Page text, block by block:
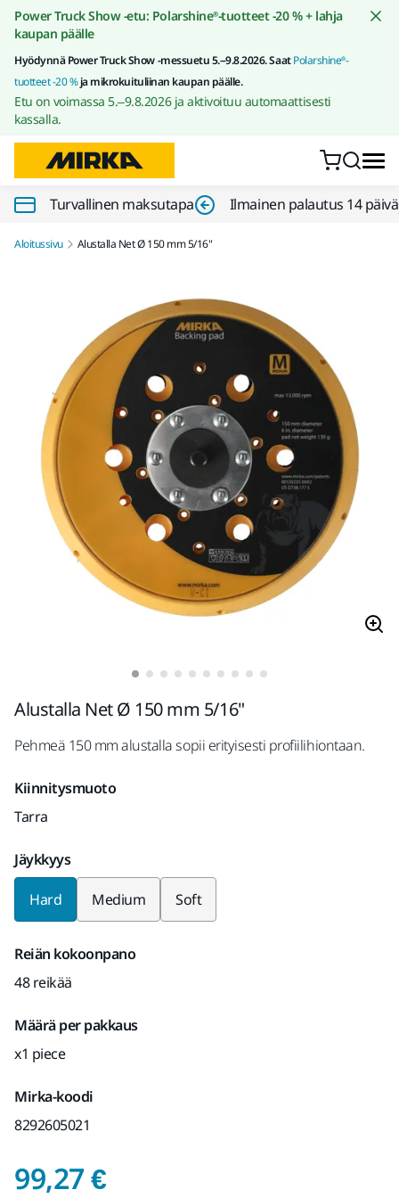
Siirry sisältöön
Power Truck Show -etu: Polarshine®-tuotteet -20 % + lahja
kaupan päälle
Hyödynnä Power Truck Show -messuetu 5.–9.8.2026. SaatPolarshine®-
tuotteet -20 %ja mikrokuituliinan kaupan päälle.
Etu on voimassa 5.–9.8.2026 ja aktivoituu automaattisesti
kassalla.
Turvallinen maksutapa Ilmainen palautus 14
Aloitussivu Alustalla Net Ø 150 mm 5/16"
Alustalla Net Ø 150 mm 5/16"
Pehmeä 150 mm alustalla sopii erityisesti profiilihiontaan.
Kiinnitysmuoto
Tarra
Jäykkyys
Hard Medium Soft
Reiän kokoonpano
48 reikää
Määrä per pakkaus
x1 piece
Mirka-koodi
8292605021
99,27 €Hinta mukaan lukien